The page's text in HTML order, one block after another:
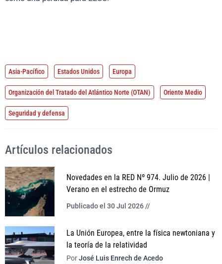
Asia-Pacífico Estados Unidos Europa
Organización del Tratado del Atlántico Norte (OTAN) Oriente Medio
Seguridad y defensa
Artículos relacionados
Novedades en la RED Nº 974. Julio de 2026 |
Verano en el estrecho de Ormuz
Publicado el 30 Jul 2026 //
La Unión Europea, entre la física newtoniana y
la teoría de la relatividad
PorJosé Luis Enrech de Acedo